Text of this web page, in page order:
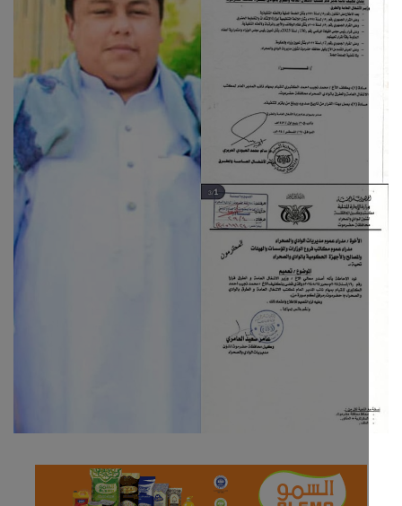
ثقافة وفن
التقارير والحوارات
مؤسسة حدث اليوم
الطقس
صحة
معرض الصور